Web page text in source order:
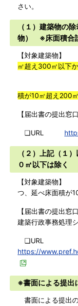
さい。
（１）建築物の
物） ※床面積合
【対象建築物
㎡超え300㎡以下
積が10㎡超え200
【届出書の提出
❏URL
（２） 上記（１
０㎡以下は除く
【対象建築
つ、延べ床面積が
【届出書の提出
建築行政事務処理
❏URL
https://
※書面による提出
書面による提出